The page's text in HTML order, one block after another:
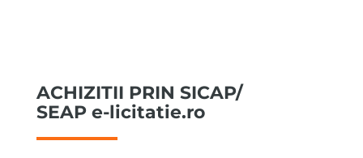
ACHIZITII PRIN SICAP/
SEAP e-licitatie.ro